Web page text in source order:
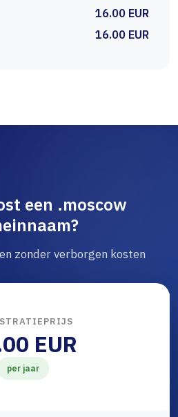
16.00 EUR
16.00 EUR
een .moscow
zonder verborgen kosten
EUR
per jaar